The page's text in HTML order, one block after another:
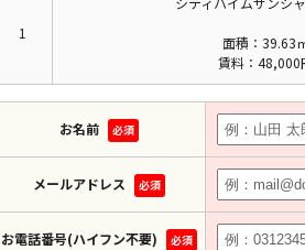
1
面積：39.63
賃料：48,000
お名前 必須
メールアドレス 必須
お電話番号(ハイフン不要) 必須